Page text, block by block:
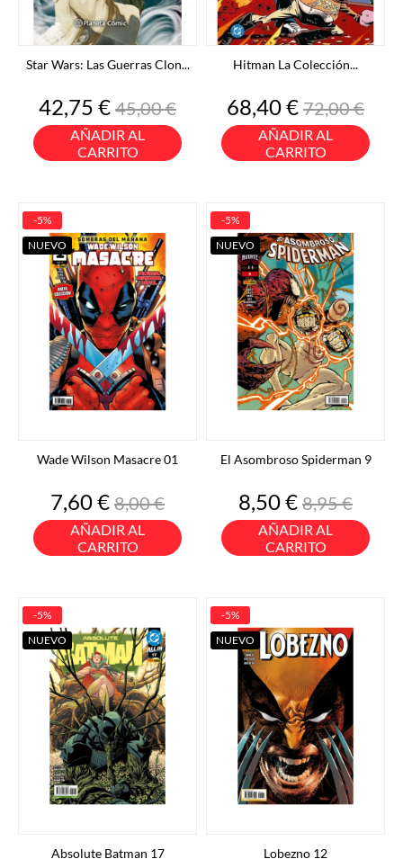
Star Wars: Las Guerras Clon...
Precio
42,75 €Precio
base
45,00 €
AÑADIR AL
CARRITO
Hitman La Colección...
Precio
68,40 €Precio
base
72,00 €
AÑADIR AL
CARRITO
Wade Wilson Masacre 01
Precio
7,60 €Precio
base
8,00 €
AÑADIR AL
CARRITO
-5%
NUEVO
El Asombroso Spiderman 9
Precio
8,50 €Precio
base
8,95 €
AÑADIR AL
CARRITO
-5%
NUEVO
Absolute Batman 17
-5%
NUEVO
Lobezno 12
-5%
NUEVO